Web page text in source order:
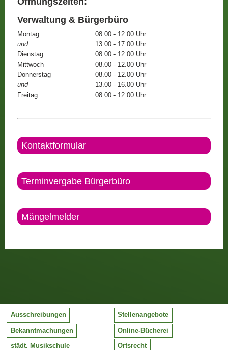
Verwaltung & Bürgerbüro
Montag
08.00 - 12.00 Uhr
und
13.00 - 17.00 Uhr
Dienstag
08.00 - 12.00 Uhr
Mittwoch
08.00 - 12.00 Uhr
Donnerstag
08.00 - 12.00 Uhr
und
13.00 - 16.00 Uhr
Freitag
08.00 - 12:00 Uhr
Kontaktformular
Terminvergabe Bürgerbüro
Mängelmelder
Ausschreibungen Stellenangebote
Bekanntmachungen Online-Bücherei
städt. Musikschule Ortsrecht